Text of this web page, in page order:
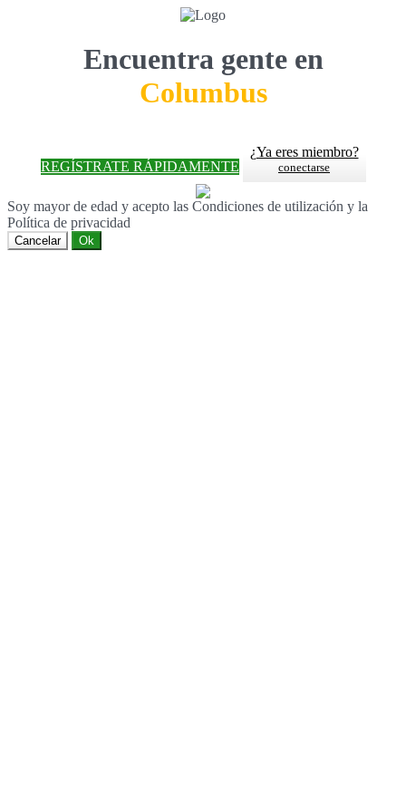
Encuentra gente en
Columbus
REGÍSTRATE RÁPIDAMENTE
¿Ya eres miembro?
conectarse
Soy mayor de edad y acepto las Condiciones de utilización y la
Política de privacidad
Cancelar Ok